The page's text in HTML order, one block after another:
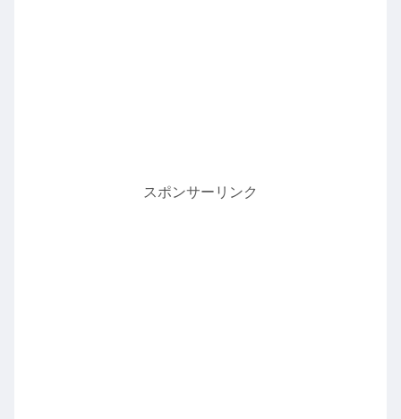
スポンサーリンク